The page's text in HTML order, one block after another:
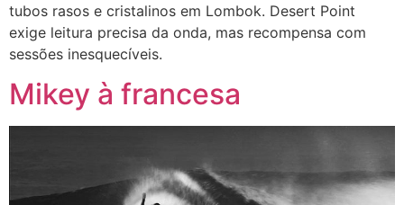
tubos rasos e cristalinos em Lombok. Desert Point
exige leitura precisa da onda, mas recompensa com
sessões inesquecíveis.
Mikey à francesa